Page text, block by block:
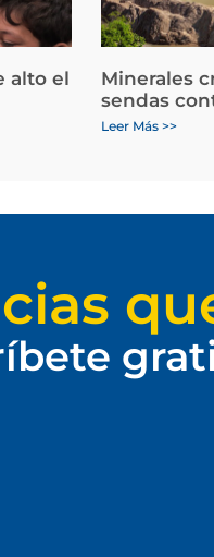
alto el
Minerales
sendas
Leer Más >>